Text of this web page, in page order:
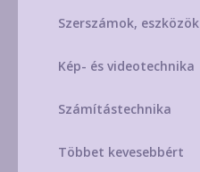
Szerszámok, eszközök
Kép- és videotechnika
Számítástechnika
Többet kevesebbért